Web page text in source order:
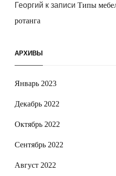
Георгий к записи Типы
ротанга
АРХИВЫ
Январь 2023
Декабрь 2022
Октябрь 2022
Сентябрь 2022
Август 2022